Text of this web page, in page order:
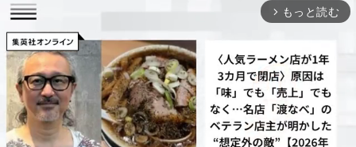
arrow_forward_ios もっと読む